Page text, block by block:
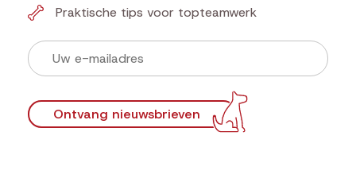
Praktische tips voor topteamwerk
Ontvang nieuwsbrieven